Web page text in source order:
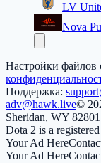
LV
Nova
Настройки файлов
Поддержка:
adv@hawk.live©
Sheridan, WY
Dota 2 is a
Your Ad Here
Your Ad Here